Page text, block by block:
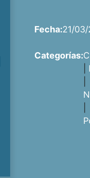
Fecha:21/
Categorías: